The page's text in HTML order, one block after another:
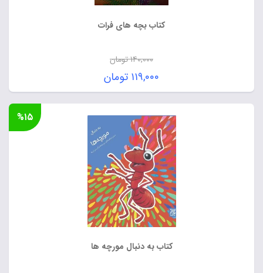
کتاب بچه های فرات
۱۴۰,۰۰۰تومان
قیمت
اصلی:
۱۴۰,۰۰۰ تومان
بود.
۱۱۹,۰۰۰ تومان
قیمت
فعلی:
۱۱۹,۰۰۰ تومان.
کتاب به دنبال مورچه ها
%۱۵